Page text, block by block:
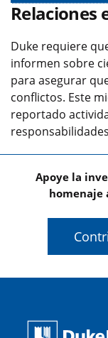
Relaciones
Duke requiere
informen sobre
para asegurar
conflictos. Este
reportado
Apoye la
homenaje